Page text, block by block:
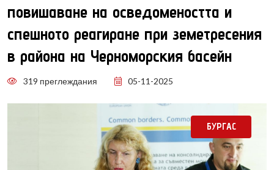
повишаване на осведомеността и
спешното реагиране при земетресения
в района на Черноморския басейн
319 преглеждания 05-11-2025
БУРГАС